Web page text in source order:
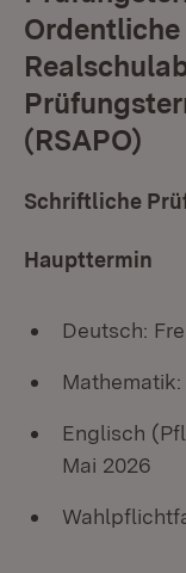
Ordentliche
(RSAPO)
Schriftliche
Haupttermin
Deutsch:
Mathematik:
Englisch
Mai 2026